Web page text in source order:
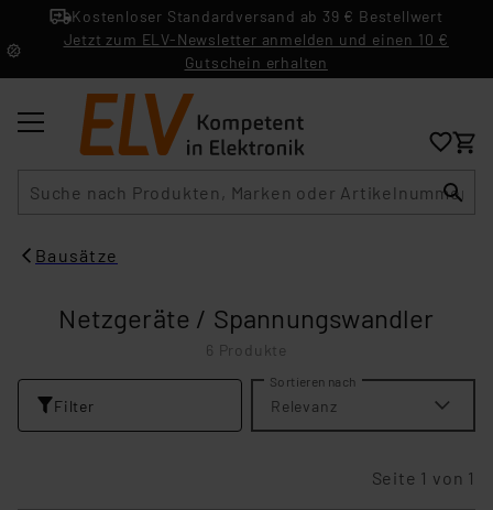
Kostenloser Standardversand ab 39 € Bestellwert
Jetzt zum ELV-Newsletter anmelden und einen 10 €
Gutschein erhalten
Bausätze
Netzgeräte / Spannungswandler
6 Produkte
Filter
Sortieren nach
Relevanz
Seite 1 von 1